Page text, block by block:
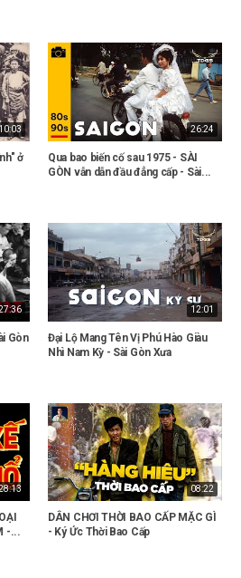
10:03
ở
26:24
Qua bao biến cố sau 1975 - SÀI
GÒN vẫn dẫn đầu đẳng cấp - Sài...
Gòn
12:01
Đại Lộ Mang Tên Vị Phú Hào Giàu
Nhì Nam Kỳ - Sài Gòn Xưa
-...
08:22
DÂN CHƠI THỜI BAO CẤP MẶC GÌ
- Ký Ức Thời Bao Cấp